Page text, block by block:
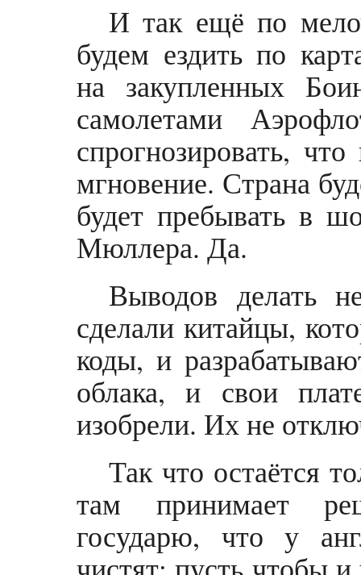
И так ещё по
будем ездить по
на закупленных
самолетами
спрогнозировать,
мгновение. Страна
будет пребывать в
Мюллера. Да.
Выводов делать
сделали китайцы,
коды, и
облака, и свои
изобрели. Их не
Так что остаётся
там принимает
государю, что у